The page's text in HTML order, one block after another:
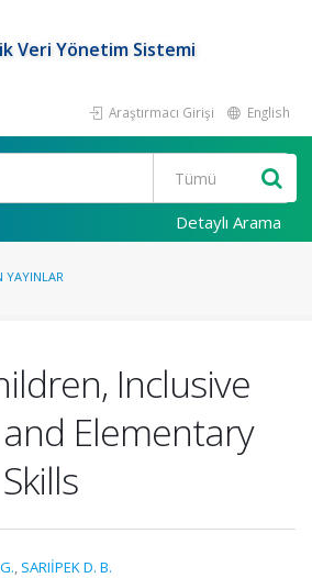
Veri Yönetim Sistemi
Araştırmacı Girişi English
Detaylı Arama
YAYINLAR
Inclusive
Elementary
, SARIİPEK D. B.